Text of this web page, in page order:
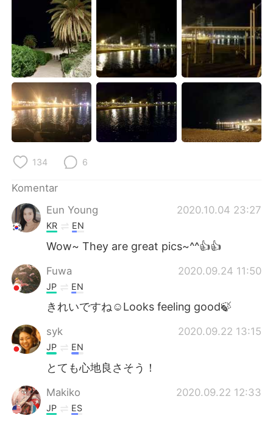
العربية
Deutsch 日本語
한국어 Русский
ไทย Italiano
Türkçe Tiếng Việt
Português
134 6
Komentar
Eun Young
2020.10.04 23:27
KR EN
Wow~ They are great pics~^^👍👍
Fuwa 2020.09.24 11:50
JP EN
きれいですね☺️Looks feeling good🍃
syk 2020.09.22 13:15
JP EN
とても心地良さそう！
Makiko 2020.09.22 12:33
JP ES